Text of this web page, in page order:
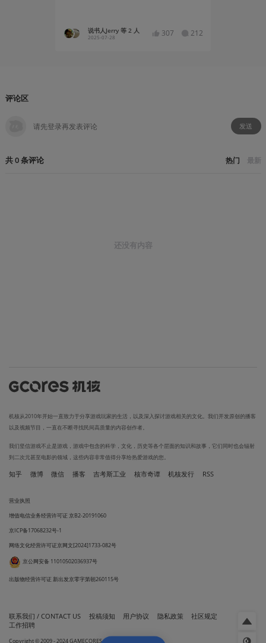
说书人Jerry 等 2 人
2025-07-28 307 212
评论区
发送
共0条评论 热门 最新
还没有内容
机核从2010年开始一直致力于分享游戏玩家的生活，以及深入探讨游戏相关的文化。我们开发原创的播客
以及视频节目，一直在不断寻找民间高质量的内容创作者。
我们坚信游戏不止是游戏，游戏中包含的科学，文化，历史等各个层面的知识和故事，它们同时也会辐射
到二次元甚至电影的领域，这些内容非常值得分享给热爱游戏的您。
知乎 微博 微信 播客 吉考斯工业 核市奇谭 机核发行 RSS
营业执照
增值电信业务经营许可证 京B2-20191060
京ICP备17068232号-1
网络文化经营许可证京网文[2024]1733-082号
京公网安备 11010502036937号
出版物经营许可证 新出发京零字第朝260115号
联系我们 / CONTACT US 投稿须知 用户协议 隐私政策
社区规定
工作招聘
Copyright © 2009 - 2024 GAMECORES. All Rights Reserved